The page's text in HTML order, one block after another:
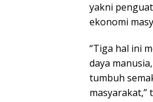
yakni
ekonomi
“Tiga hal ini
daya
tumbuh
masyarakat,”